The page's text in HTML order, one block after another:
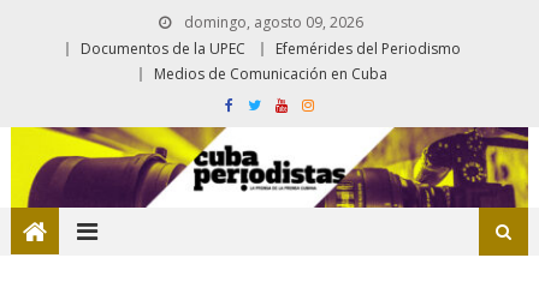
domingo, agosto 09, 2026
Documentos de la UPEC
Efemérides del Periodismo
Medios de Comunicación en Cuba